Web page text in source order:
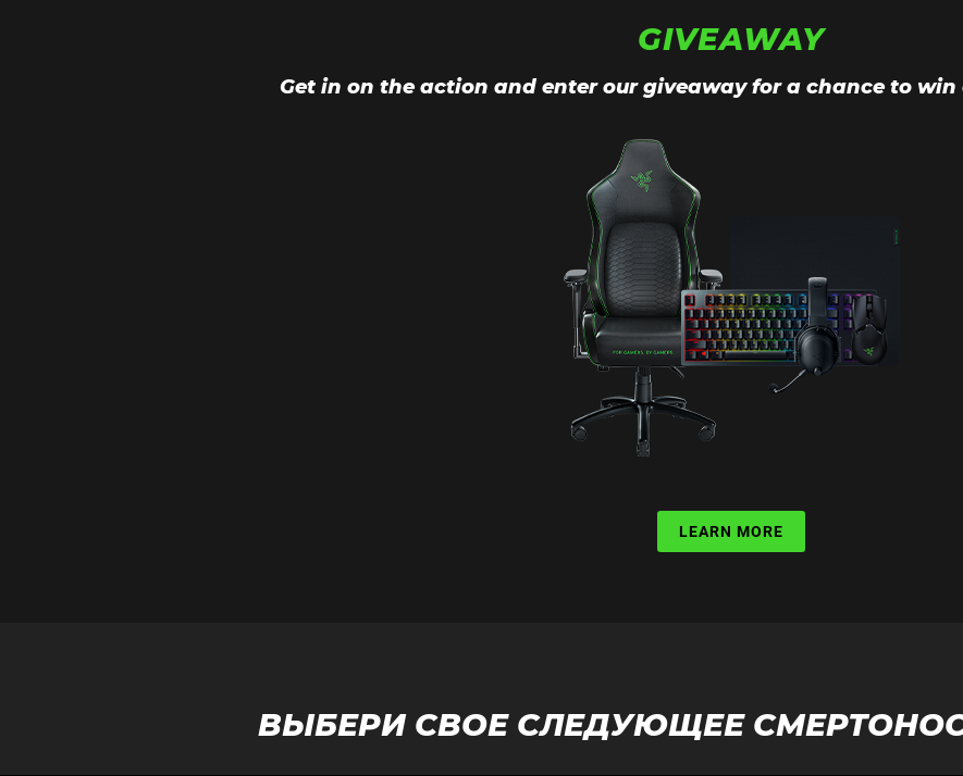
GIVEAWAY
Get in on the action and enter our giveaway for a chance to win
LEARN MORE
ВЫБЕРИ СВОЕ СЛЕДУЮЩЕЕ